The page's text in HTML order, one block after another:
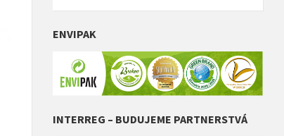
ENVIPAK
INTERREG – BUDUJEME PARTNERSTVÁ